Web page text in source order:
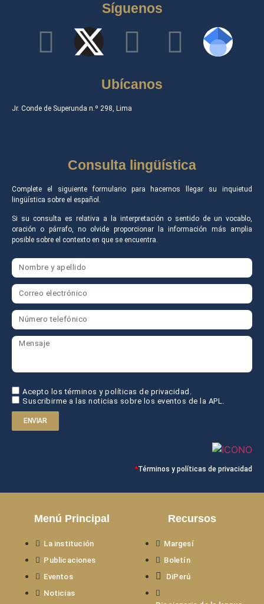
Síguenos
Ubícanos
Jr. Conde de Superunda n.º 298, Lima
Consulta lingüística
Complete el siguiente formulario para hacernos llegar su inquietud
lingüística sobre el español.
Si su consulta es relativa a la interpretación o sentido de un vocablo,
oración o párrafo, no olvide proporcionar la información más amplia
posible sobre el contexto en que se encuentra.
Acepto los términos y políticas de privacidad.
Suscribirme a las noticias sobre los eventos de la APL.
ENVIAR
*Términos y políticas de privacidad
Menú Principal
La institución
Publicaciones
Eventos
Noticias
Recursos
Margesí
Boletín
DiPerú